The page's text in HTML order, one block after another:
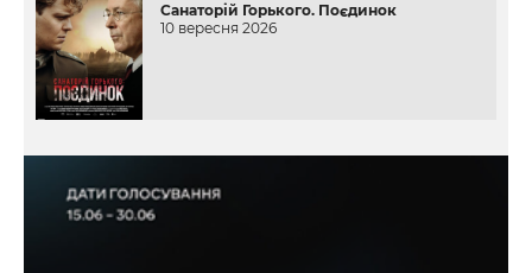
Санаторій Горького. Поєдинок
10 вересня 2026